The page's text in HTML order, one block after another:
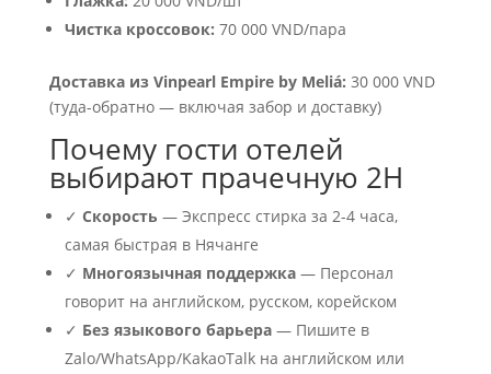
Чистка кроссовок: 70 000 VND/пара
Доставка из Vinpearl Empire by Meliá: 30 000 VND
(туда-обратно — включая забор и доставку)
Почему гости отелей
выбирают прачечную 2H
✓ Скорость — Экспресс стирка за 2-4 часа,
самая быстрая в Нячанге
✓ Многоязычная поддержка— Персонал
говорит на английском, русском, корейском
✓ Без языкового барьера— Пишите в
Zalo/WhatsApp/KakaoTalk на английском или